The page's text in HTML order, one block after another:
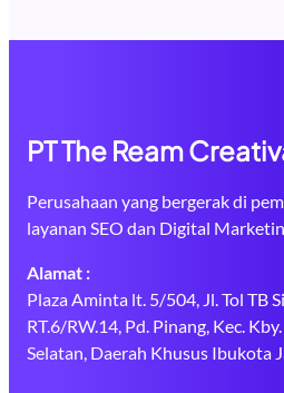
PT The Ream
Perusahaan yang bergerak di
layanan SEO dan Digital
Alamat :
Plaza Aminta lt. 5/504, Jl. Tol TB
RT.6/RW.14, Pd. Pinang, Kec.
Selatan, Daerah Khusus Ibukota